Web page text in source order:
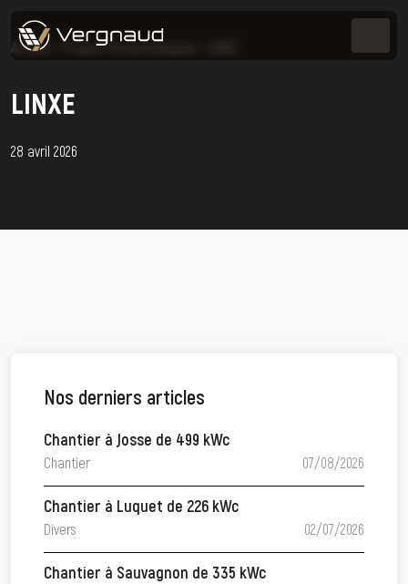
Accueil Projets Photovoltaïques
LINXE
28 avril 2026
Nos derniers articles
Chantier à Josse de 499 kWc
Chantier 07/08/2026
Chantier à Luquet de 226 kWc
Divers 02/07/2026
Chantier à Sauvagnon de 335 kWc